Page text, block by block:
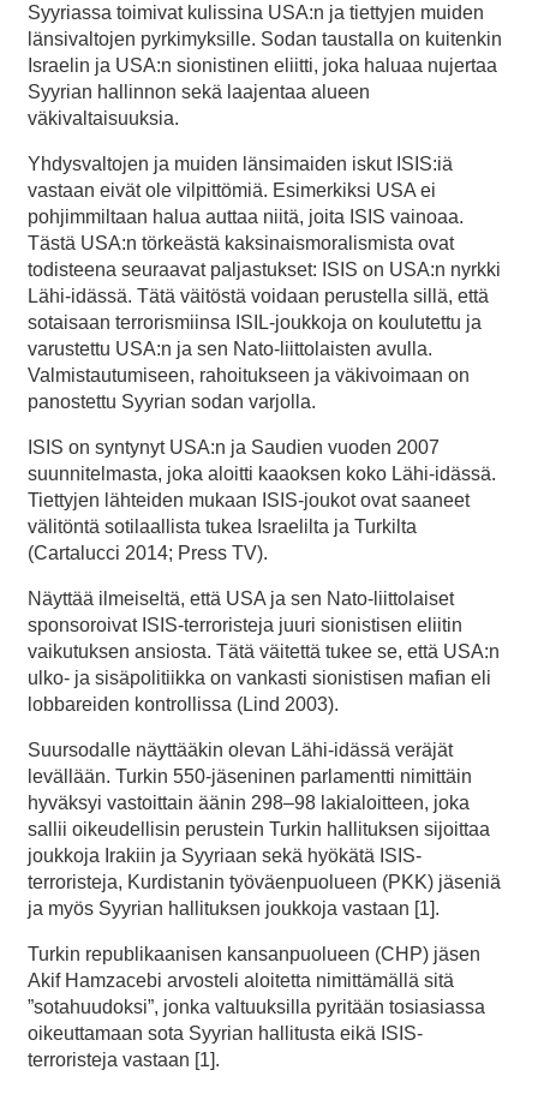
Syyriassa toimivat kulissina USA:n ja tiettyjen muiden
länsivaltojen pyrkimyksille. Sodan taustalla on kuitenkin
Israelin ja USA:n sionistinen eliitti, joka haluaa nujertaa
Syyrian hallinnon sekä laajentaa alueen
väkivaltaisuuksia.
Yhdysvaltojen ja muiden länsimaiden iskut ISIS:iä
vastaan eivät ole vilpittömiä. Esimerkiksi USA ei
pohjimmiltaan halua auttaa niitä, joita ISIS vainoaa.
Tästä USA:n törkeästä kaksinaismoralismista ovat
todisteena seuraavat paljastukset: ISIS on USA:n nyrkki
Lähi-idässä. Tätä väitöstä voidaan perustella sillä, että
sotaisaan terrorismiinsa ISIL-joukkoja on koulutettu ja
varustettu USA:n ja sen Nato-liittolaisten avulla.
Valmistautumiseen, rahoitukseen ja väkivoimaan on
panostettu Syyrian sodan varjolla.
ISIS on syntynyt USA:n ja Saudien vuoden 2007
suunnitelmasta, joka aloitti kaaoksen koko Lähi-idässä.
Tiettyjen lähteiden mukaan ISIS-joukot ovat saaneet
välitöntä sotilaallista tukea Israelilta ja Turkilta
(Cartalucci 2014; Press TV).
Näyttää ilmeiseltä, että USA ja sen Nato-liittolaiset
sponsoroivat ISIS-terroristeja juuri sionistisen eliitin
vaikutuksen ansiosta. Tätä väitettä tukee se, että USA:n
ulko- ja sisäpolitiikka on vankasti sionistisen mafian eli
lobbareiden kontrollissa (Lind 2003).
Suursodalle näyttääkin olevan Lähi-idässä veräjät
levällään. Turkin 550-jäseninen parlamentti nimittäin
hyväksyi vastoittain äänin 298–98 lakialoitteen, joka
sallii oikeudellisin perustein Turkin hallituksen sijoittaa
joukkoja Irakiin ja Syyriaan sekä hyökätä ISIS-
terroristeja, Kurdistanin työväenpuolueen (PKK) jäseniä
ja myös Syyrian hallituksen joukkoja vastaan [1].
Turkin republikaanisen kansanpuolueen (CHP) jäsen
Akif Hamzacebi arvosteli aloitetta nimittämällä sitä
”sotahuudoksi”, jonka valtuuksilla pyritään tosiasiassa
oikeuttamaan sota Syyrian hallitusta eikä ISIS-
terroristeja vastaan [1].